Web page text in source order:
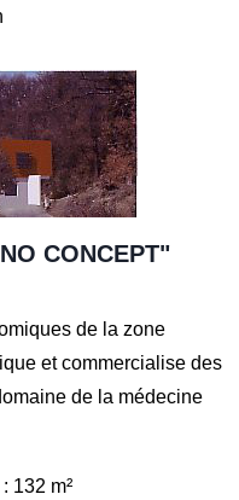
CONCEPT"
de la zone
et commercialise des
de la médecine
132 m²